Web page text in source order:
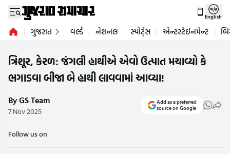
English
ગુજરાત વર્લ્ડ નેશનલ સ્પોર્ટ્સ એન્ટરટેઈનમેન્ટ
ત્રિશૂર, કેરળ: જંગલી હાથીએ એવો ઉત્પાત મચાવ્યો કે
ભગાડવા બીજા બે હાથી લાવવામાં આવ્યા!
By GS Team
7 Nov 2025
Add as a preferred
source on Google
Follow us on